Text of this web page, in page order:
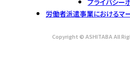
労働者派遣事業におけるマ
Copyright © ASHITABA All